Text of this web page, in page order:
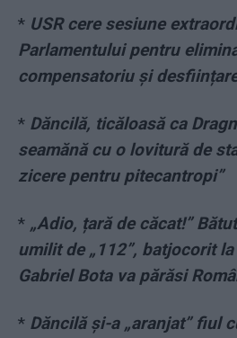
* USR cere sesiune
Parlamentului pentru
compensatoriu și
* Dăncilă, ticăloasă ca
seamănă cu o lovitură de
zicere pentru pitecantropi”
* „Adio, țară de căcat!”
umilit de „112”, batjocorit
Gabriel Bota va părăsi
* Dăncilă și-a „aranjat” fiul